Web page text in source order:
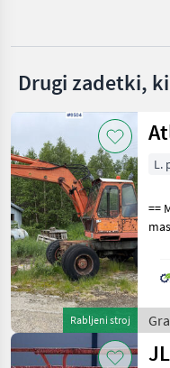
Drugi zadetki,
Rabljeni stroj
L.
==
for